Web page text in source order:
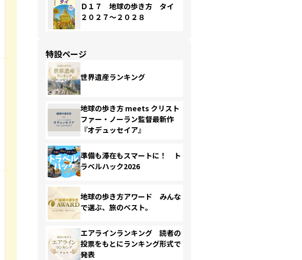
Ｄ１７ 地球の歩き方 タイ
２０２７～２０２８
特設ページ
世界遺産ランキング
地球の歩き方 meets クリスト
ファー・ノーラン監督最新作
『オデュッセイア』
準備も滞在もスマートに！ ト
ラベルハック2026
地球の歩き方アワード みんな
で選ぶ、旅のベスト。
エアラインランキング 読者の
投票をもとにランキング形式で
発表